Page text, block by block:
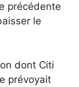
précédente
le
dont Citi
prévoyait